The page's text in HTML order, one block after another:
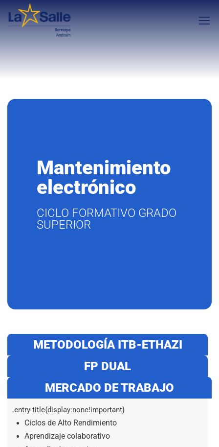
Mantenimiento
electrónico
CICLO FORMATIVO GRADO
SUPERIOR
METODOLOGÍA ITB-ETHAZI
FP DUAL
MERCADO DE TRABAJO
.entry-title{display:none!important}
Ciclos de Alto Rendimiento
Aprendizaje colaborativo